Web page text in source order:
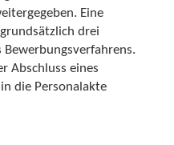
Eine
drei
Bewerbungsverfahrens.
Abschluss eines
die Personalakte